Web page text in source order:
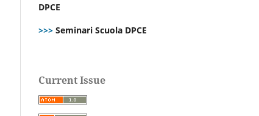
DPCE
>>> Seminari Scuola DPCE
Current Issue